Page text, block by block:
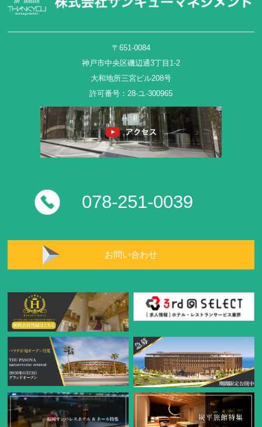
〒651-0084
神戸市中央区磯辺通3丁目1-2
大和地所三宮ビル208号
許可番号：28-ユ-300965
078-251-0039
お問い合わせ